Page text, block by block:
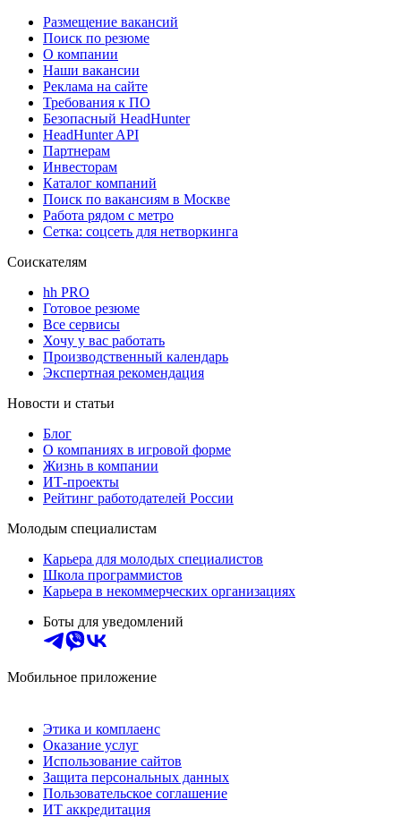
Размещение вакансий
Поиск по резюме
О компании
Наши вакансии
Реклама на сайте
Требования к ПО
Безопасный HeadHunter
HeadHunter API
Партнерам
Инвесторам
Каталог компаний
Поиск по вакансиям в Москве
Работа рядом с метро
Сетка: соцсеть для нетворкинга
Соискателям
hh PRO
Готовое резюме
Все сервисы
Хочу у вас работать
Производственный календарь
Экспертная рекомендация
Новости и статьи
Блог
О компаниях в игровой форме
Жизнь в компании
ИТ-проекты
Рейтинг работодателей России
Молодым специалистам
Карьера для молодых специалистов
Школа программистов
Карьера в некоммерческих организациях
Боты для уведомлений
Мобильное приложение
Этика и комплаенс
Оказание услуг
Использование сайтов
Защита персональных данных
Пользовательское соглашение
ИТ аккредитация